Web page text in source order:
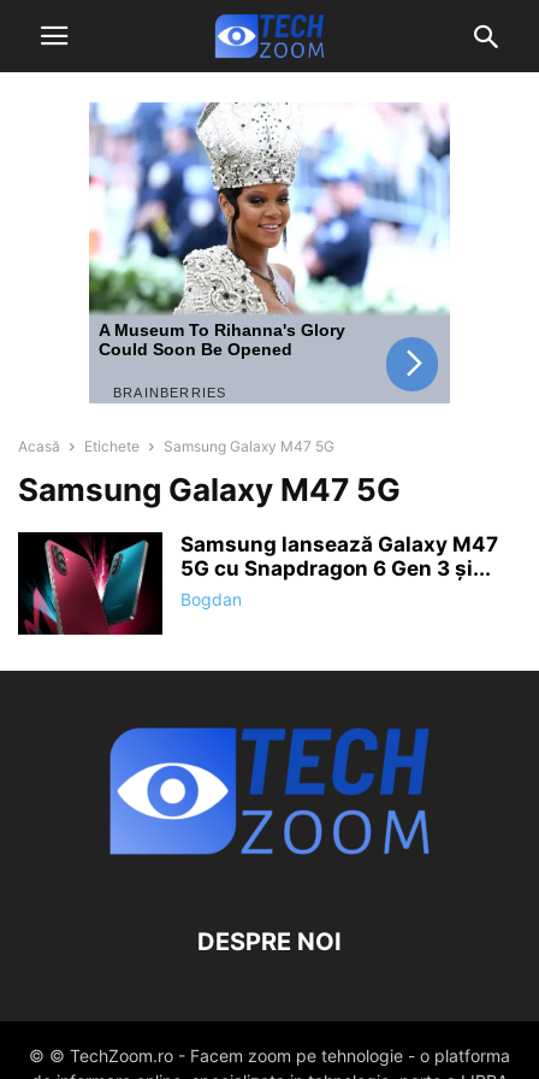
Acasă Etichete Samsung Galaxy M47 5G
Samsung Galaxy M47 5G
Samsung lansează Galaxy M47
5G cu Snapdragon 6 Gen 3 și...
Bogdan
DESPRE NOI
© © TechZoom.ro - Facem zoom pe tehnologie - o platforma